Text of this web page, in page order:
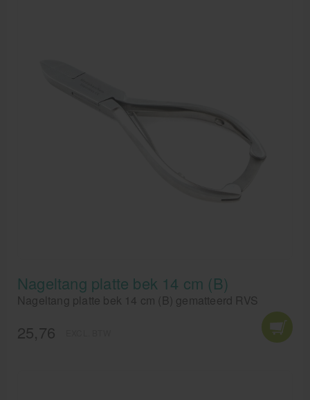
Nageltang platte bek 14 cm (B)
Nageltang platte bek 14 cm (B) gematteerd RVS
25,76